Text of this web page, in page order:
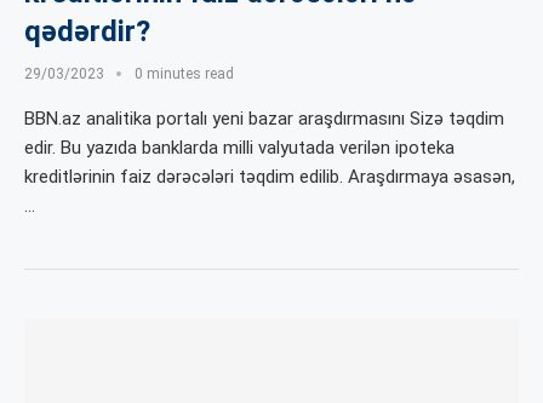
qədərdir?
29/03/2023 0 minutes read
BBN.az analitika portalı yeni bazar araşdırmasını Sizə təqdim
edir. Bu yazıda banklarda milli valyutada verilən ipoteka
kreditlərinin faiz dərəcələri təqdim edilib. Araşdırmaya əsasən,
…